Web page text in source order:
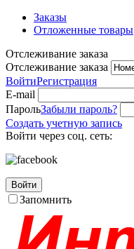
Заказы
Отложенные товары
Отслеживание заказа
Отслеживание заказа
ВойтиРегистрация
E-mail
ПарольЗабыли пароль?
Создать учетную запись
Войти через соц. сеть:
Войти
Запомнить